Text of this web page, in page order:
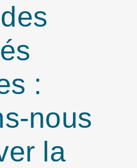
:
nous
la